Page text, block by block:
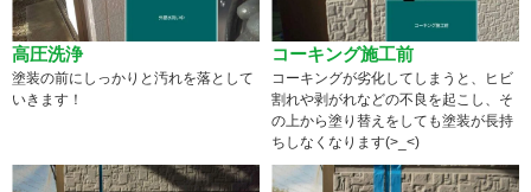
高圧洗浄
塗装の前にしっかりと汚れを落として
いきます！
コーキング施工前
コーキングが劣化してしまうと、ヒビ
割れや剥がれなどの不良を起こし、そ
の上から塗り替えをしても塗装が長持
ちしなくなります(>_<)